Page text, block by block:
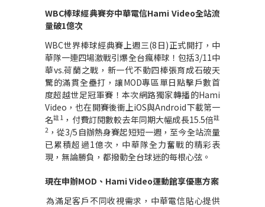
WBC棒球經典賽夯中華電信Hami Video全站流
量破1億次
WBC世界棒球經典賽上週三(8 日)正式開打，中
華隊一連四場激戰引爆全台瘋棒球！包括3/11中
華vs.荷蘭之戰，新一代不動四棒張育成石破天
驚的滿貫全壘打，讓MOD專區單日點擊戶數首
度超越世足冠軍賽！本次網路獨家轉播的Hami
Video ，也在開賽後衝上iOS與Android下載第一
名註1 ，付費訂閱數較去年同期大幅成長15.5倍註
2 ，從3/5 自辦熱身賽起短短一週，至今全站流量
已累積超過1億次，中華隊全力奮戰的精彩表
現，無論勝負，都撥動全台球迷的每根心弦。
現在申辦MOD 、 Hami Video運動館享優惠方案
為滿足客戶不同收視需求，中華電信貼心提供